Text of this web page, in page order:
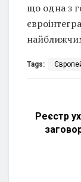
що одна з
Tags:
Реєстр